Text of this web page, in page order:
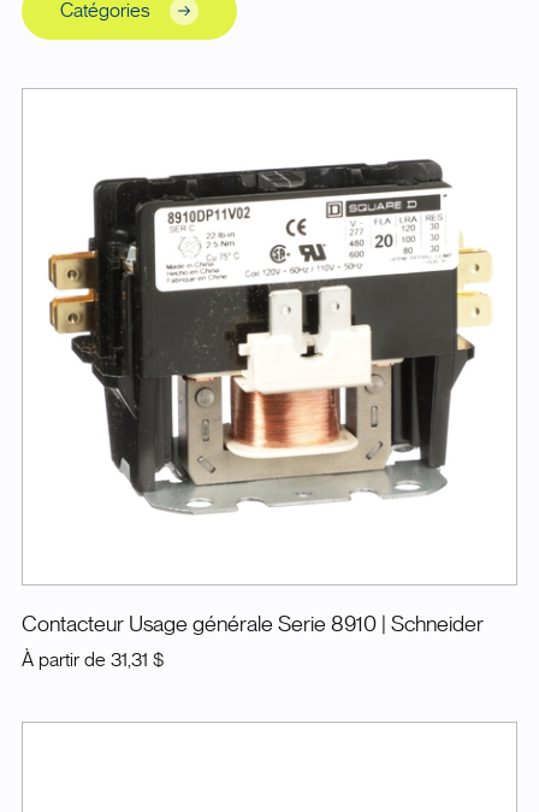
Catégories
Contacteur Usage générale Serie 8910 | Schneider
À partir de 31,31 $